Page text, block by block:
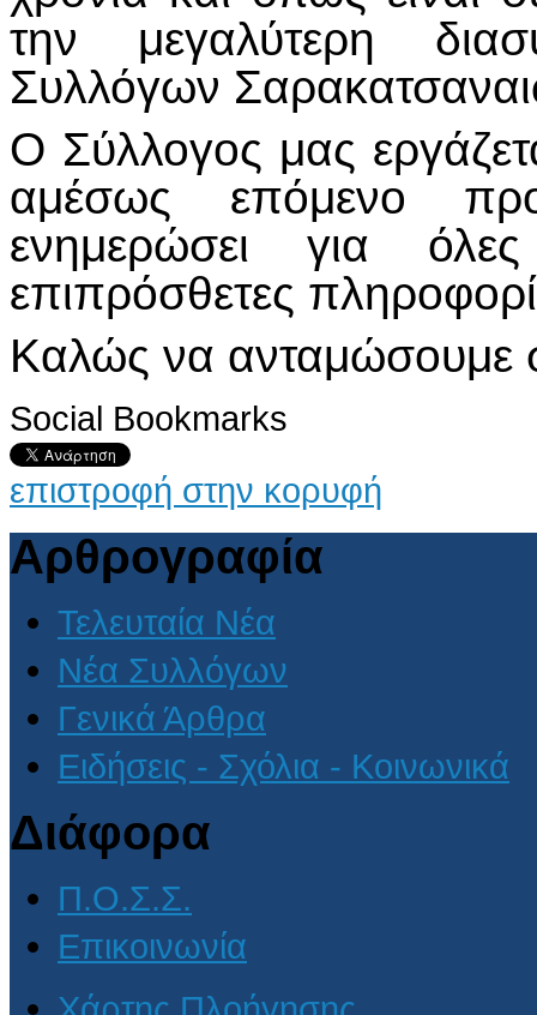
την μεγαλύτερη
Συλλόγων
Ο Σύλλογος μας
αμέσως επόμενο
ενημερώσει για
επιπρόσθετες
Καλώς να ανταμώσουμε
Social Bookmarks
επιστροφή στην κορυφή
Αρθρογραφία
Τελευταία Νέα
Νέα Συλλόγων
Γενικά Άρθρα
Ειδήσεις - Σχόλια - Κοινωνικά
Διάφορα
Π.Ο.Σ.Σ.
Επικοινωνία